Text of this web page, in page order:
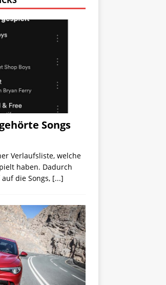
Songs
Verlaufsliste, welche
haben. Dadurch
die Songs, [...]